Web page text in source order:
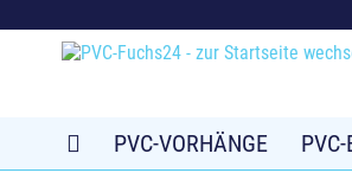
PVC-VORHÄNGE